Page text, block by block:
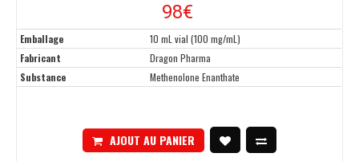
98€
Emballage
10 mL vial (100 mg/mL)
Fabricant
Dragon Pharma
Substance
Methenolone Enanthate
AJOUT AU PANIER